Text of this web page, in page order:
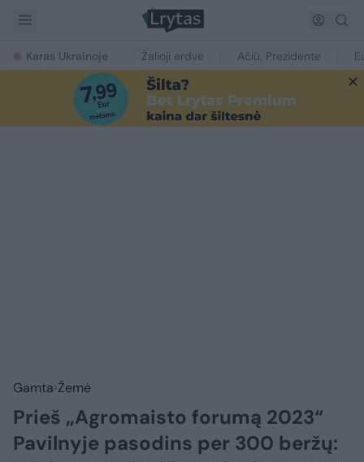
Karas Ukrainoje Žalioji erdvė Ačiū, Prezidente
Gamta Žemė
Prieš „Agromaisto forumą 2023“
Pavilnyje pasodins per 300 beržų: